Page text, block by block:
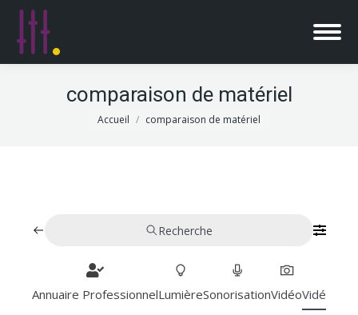
comparaison de matériel
Vous êtes ici :
Accueil comparaison de matériel
Recherche
Annuaire ProfessionnelLumièreSonorisationVidéo